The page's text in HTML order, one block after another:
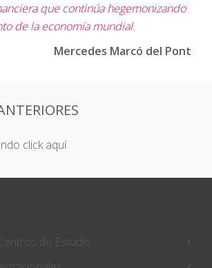
que continúa hegemonizando
de la economía mundial.
Mercedes Marcó del Pont
click aquí
de Estudio